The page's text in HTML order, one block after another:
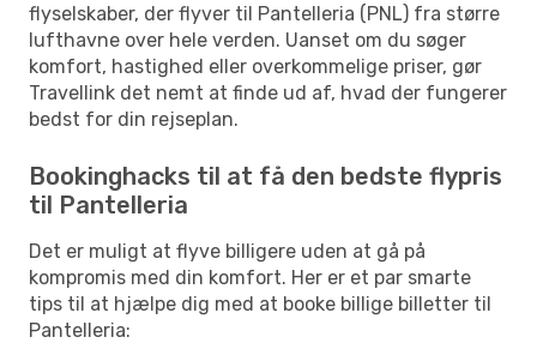
flyselskaber, der flyver til Pantelleria (PNL) fra større
lufthavne over hele verden. Uanset om du søger
komfort, hastighed eller overkommelige priser, gør
Travellink det nemt at finde ud af, hvad der fungerer
bedst for din rejseplan.
Bookinghacks til at få den bedste flypris
til Pantelleria
Det er muligt at flyve billigere uden at gå på
kompromis med din komfort. Her er et par smarte
tips til at hjælpe dig med at booke billige billetter til
Pantelleria: